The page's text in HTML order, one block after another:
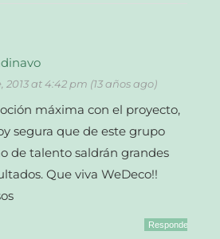
2013 at 4:42 pm (13 años ago)
máxima con el proyecto,
segura que de este grupo
de talento saldrán grandes
Que viva WeDeco!!
Responder